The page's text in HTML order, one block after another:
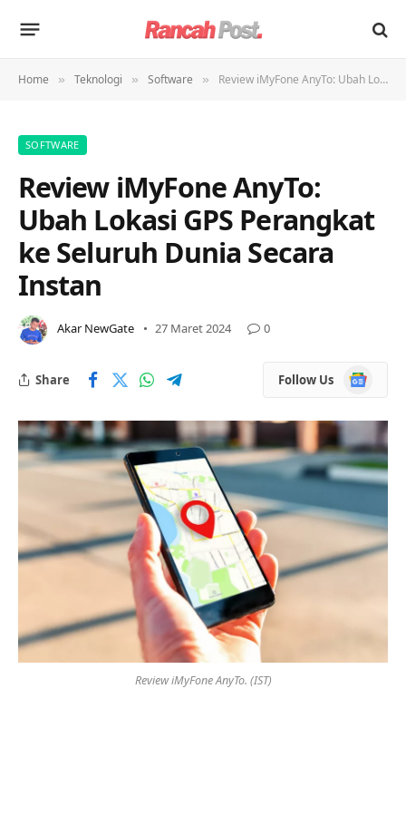
Home » Teknologi » Software » Review iMyFone AnyTo: Ubah Lokasi GPS Perangkat ke Seluruh Dunia Secara Instan
SOFTWARE
Review iMyFone AnyTo:
Ubah Lokasi GPS Perangkat
ke Seluruh Dunia Secara
Instan
Akar NewGate 27 Maret 2024 0
Share Follow Us
Google
News
Review iMyFone AnyTo. (IST)